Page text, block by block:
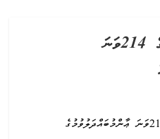
ކައުންސިލްގެ 4 ވަނަ ދަޢުރުގެ 214ވަނަ
ކައުންސިލްގެ 4 ވަނަ ދަޢުރުގެ 214ވަނަ ޢާންމުބައްދަލުވުމުގެ